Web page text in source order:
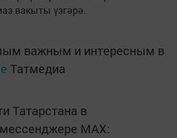
вакыты үзгәрә.
важным и интересным в
Татмедиа
Татарстана в
MАХ: